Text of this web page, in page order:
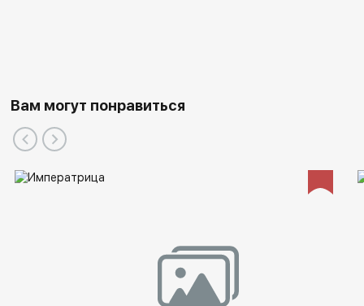
Вам могут понравиться